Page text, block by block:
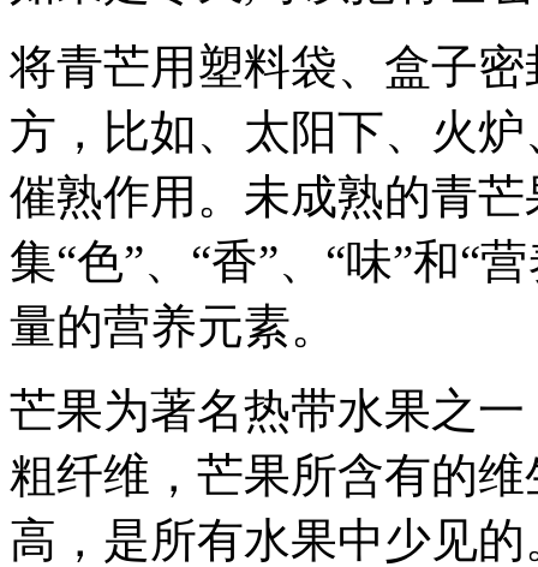
将青芒用塑料袋、盒子
方，比如、太阳下、火
催熟作用。未成熟的青
集“色”、“香”、“味”和“
量的营养元素。
芒果为著名热带水果之
粗纤维，芒果所含有的
高，是所有水果中少见